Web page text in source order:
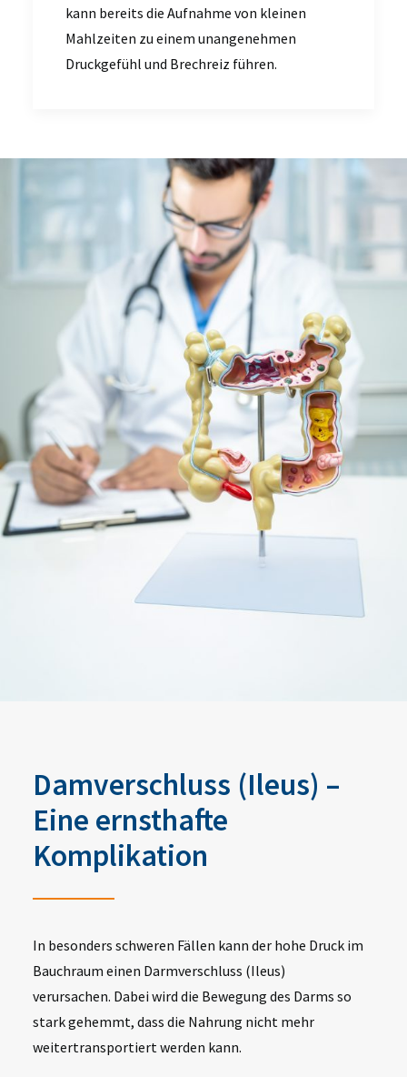
kann bereits die Aufnahme von kleinen
Mahlzeiten zu einem unangenehmen
Druckgefühl und Brechreiz führen.
Damverschluss (Ileus) –
Eine ernsthafte
Komplikation
In besonders schweren Fällen kann der hohe Druck im
Bauchraum einen Darmverschluss (Ileus)
verursachen. Dabei wird die Bewegung des Darms so
stark gehemmt, dass die Nahrung nicht mehr
weitertransportiert werden kann.